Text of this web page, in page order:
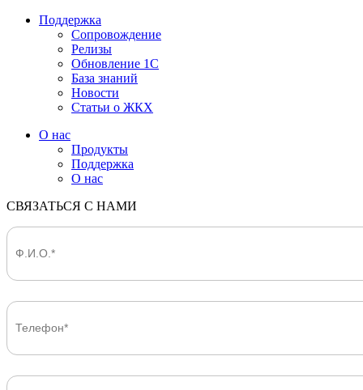
Поддержка
Сопровождение
Релизы
Обновление 1С
База знаний
Новости
Статьи о ЖКХ
О нас
Продукты
Поддержка
О нас
СВЯЗАТЬСЯ С НАМИ